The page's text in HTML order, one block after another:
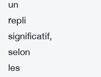
un
repli
significatif,
selon
les